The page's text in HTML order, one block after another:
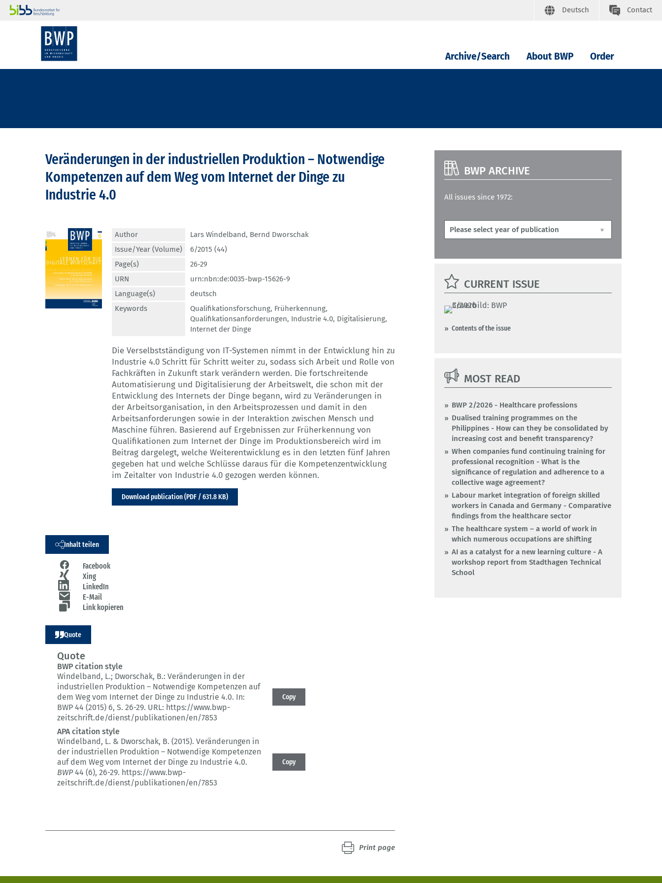
Deutsch Contact
Archive/Search About BWP Order
Veränderungen in der industriellen Produktion – Notwendige
Kompetenzen auf dem Weg vom Internet der Dinge zu
Industrie 4.0
Author Lars Windelband, Bernd Dworschak
Issue/Year (Volume)
6/2015 (44)
Page(s)
26-29
URN
urn:nbn:de:0035-bwp-15626-9
Language(s)
deutsch
Keywords
Qualifikationsforschung, Früherkennung,
Qualifikationsanforderungen, Industrie 4.0, Digitalisierung,
Internet der Dinge
Die Verselbstständigung von IT-Systemen nimmt in der Entwicklung hin zu
Industrie 4.0 Schritt für Schritt weiter zu, sodass sich Arbeit und Rolle von
Fachkräften in Zukunft stark verändern werden. Die fortschreitende
Automatisierung und Digitalisierung der Arbeitswelt, die schon mit der
Entwicklung des Internets der Dinge begann, wird zu Veränderungen in
der Arbeitsorganisation, in den Arbeitsprozessen und damit in den
Arbeitsanforderungen sowie in der Interaktion zwischen Mensch und
Maschine führen. Basierend auf Ergebnissen zur Früherkennung von
Qualifikationen zum Internet der Dinge im Produktionsbereich wird im
Beitrag dargelegt, welche Weiterentwicklung es in den letzten fünf Jahren
gegeben hat und welche Schlüsse daraus für die Kompetenzentwicklung
im Zeitalter von Industrie 4.0 gezogen werden können.
Download publication (PDF / 631.8 KB)
Inhalt teilen
Facebook
Xing
LinkedIn
E-Mail
Link kopieren
Quote
Quote
BWP citation style
Windelband, L.; Dworschak, B.: Veränderungen in der
industriellen Produktion – Notwendige Kompetenzen auf
dem Weg vom Internet der Dinge zu Industrie 4.0. In:
BWP 44 (2015) 6, S. 26-29. URL: https://www.bwp-
zeitschrift.de/dienst/publikationen/en/7853
Copy
APA citation style
Windelband, L. & Dworschak, B. (2015). Veränderungen in
der industriellen Produktion – Notwendige Kompetenzen
auf dem Weg vom Internet der Dinge zu Industrie 4.0.
BWP44 (6), 26-29. https://www.bwp-
zeitschrift.de/dienst/publikationen/en/7853
Copy
Print page
BWP ARCHIVE
All issues since 1972:
CURRENT ISSUE
Contents of the issue
MOST READ
BWP 2/2026 - Healthcare professions
Dualised training programmes on the
Philippines - How can they be consolidated by
increasing cost and benefit transparency?
When companies fund continuing training for
professional recognition - What is the
significance of regulation and adherence to a
collective wage agreement?
Labour market integration of foreign skilled
workers in Canada and Germany - Comparative
findings from the healthcare sector
The healthcare system – a world of work in
which numerous occupations are shifting
AI as a catalyst for a new learning culture - A
workshop report from Stadthagen Technical
School